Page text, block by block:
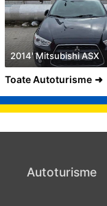
2014' Mitsubishi ASX
Toate Autoturisme
Autoturisme